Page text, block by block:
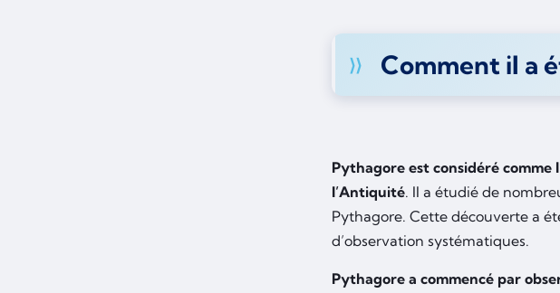
Comment il a
Pythagore est considéré comme
l’Antiquité. Il a étudié de
Pythagore. Cette découverte a
d’observation systématiques.
Pythagore a commencé par